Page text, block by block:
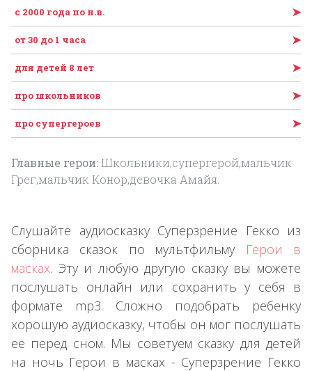
c 2000 года по н.в. ➤
от 30 до 1 часа ➤
для детей 8 лет ➤
про школьников ➤
про супергероев ➤
Главные герои: Школьники,супергерой,мальчик
Грег,мальчик Конор,девочка Амайя.
Слушайте аудиосказку Суперзрение Гекко из
сборника сказок по мультфильму Герои в
масках. Эту и любую другую сказку вы можете
послушать онлайн или сохранить у себя в
формате mp3. Сложно подобрать ребенку
хорошую аудиосказку, чтобы он мог послушать
ее перед сном. Мы советуем сказку для детей
на ночь Герои в масках - Суперзрение Гекко